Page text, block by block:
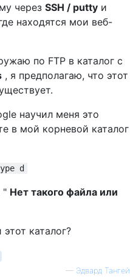
через SSH / putty и
находятся мои веб-
по FTP в каталог с
, я предполагаю, что этот
научил меня это
в мой корневой каталог
d
" Нет такого файла или
каталог?
— Эдвард Тангей